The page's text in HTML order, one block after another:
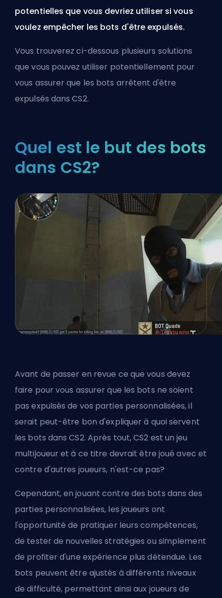
potentielles que vous devriez utiliser si vous
voulez empêcher les bots d'être expulsés.
Vous trouverez ci-dessous plusieurs solutions
que vous pouvez utiliser potentiellement pour
vous assurer que les bots arrêtent d'être
expulsés dans CS2.
Quel est le but des bots
dans CS2?
Avant de passer en revue ce que vous devez
faire pour vous assurer que les bots ne soient
pas expulsés de vos parties personnalisées, il
serait peut-être bon d'expliquer à quoi servent
les bots dans CS2. Après tout, CS2 est un jeu
multijoueur et à ce titre devrait être joué avec et
contre d'autres joueurs, n'est-ce pas?
Cependant, en jouant contre des bots dans des
parties personnalisées, les joueurs ont
l'opportunité de pratiquer leurs compétences,
de tester de nouvelles stratégies ou simplement
de profiter d'une expérience plus détendue. Les
bots peuvent être ajustés à différents niveaux
de difficulté, permettant ainsi aux joueurs de